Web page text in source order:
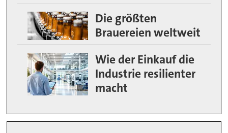
Die größten
Brauereien weltweit
Wie der Einkauf die
Industrie resilienter
macht